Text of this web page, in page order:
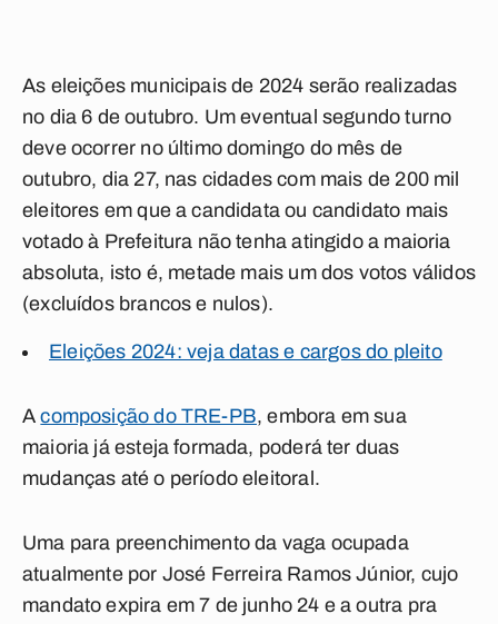
As eleições municipais de 2024 serão realizadas
no dia 6 de outubro. Um eventual segundo turno
deve ocorrer no último domingo do mês de
outubro, dia 27, nas cidades com mais de 200 mil
eleitores em que a candidata ou candidato mais
votado à Prefeitura não tenha atingido a maioria
absoluta, isto é, metade mais um dos votos válidos
(excluídos brancos e nulos).
Eleições 2024: veja datas e cargos do pleito
Acomposição do TRE-PB, embora em sua
maioria já esteja formada, poderá ter duas
mudanças até o período eleitoral.
Uma para preenchimento da vaga ocupada
atualmente por José Ferreira Ramos Júnior, cujo
mandato expira em 7 de junho 24 e a outra pra